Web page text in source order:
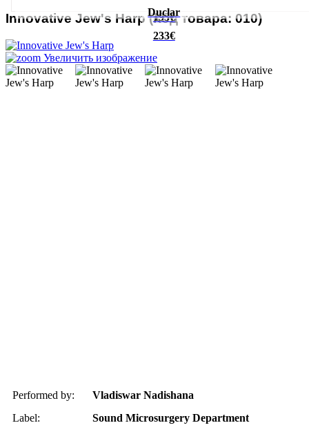
195€
Duclar
233€
Innovative Jew's Harp(Код товара: 010)
Увеличить изображение
Performed by:
Vladiswar Nadishana
Label:
Sound Microsurgery Department